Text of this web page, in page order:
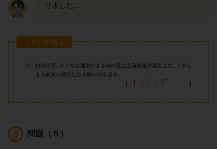
りました...
（４）の答え
問題（５）